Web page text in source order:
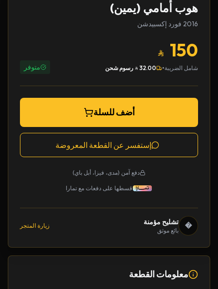
هوب أمامي (يمين)
2016 فورد إكسبيدشن
150
شامل الضريبة•
32.00 رسوم شحن متوفر
أضف للسلة
إستفسر عن القطعة المعروضة
دفع آمن (مدى، فيزا، أبل باي)
قسطها على دفعات مع تمارا
� تشليح مؤمنة
بائع موثق
زيارة المتجر
معلومات القطعة